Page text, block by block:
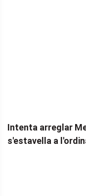
Intenta arreglar
s'estavella a